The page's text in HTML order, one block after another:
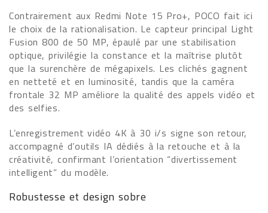
Contrairement aux Redmi Note 15 Pro+, POCO fait ici
le choix de la rationalisation. Le capteur principal Light
Fusion 800 de 50 MP, épaulé par une stabilisation
optique, privilégie la constance et la maîtrise plutôt
que la surenchère de mégapixels. Les clichés gagnent
en netteté et en luminosité, tandis que la caméra
frontale 32 MP améliore la qualité des appels vidéo et
des selfies.
L’enregistrement vidéo 4K à 30 i/s signe son retour,
accompagné d’outils IA dédiés à la retouche et à la
créativité, confirmant l’orientation “divertissement
intelligent” du modèle.
Robustesse et design sobre